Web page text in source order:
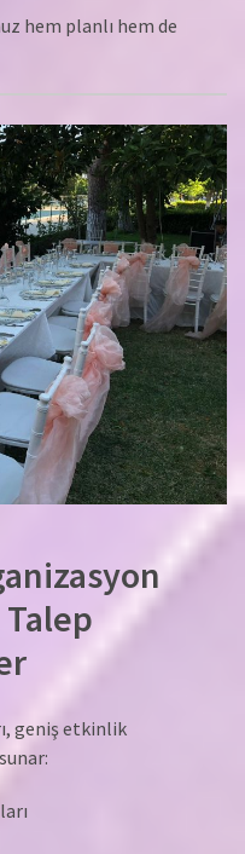
hem planlı hem de
geniş etkinlik